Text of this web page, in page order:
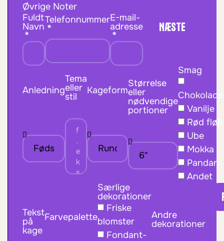
Øvrige Noter
Fuldt
Navn
TelefonnummerE-mail-
adresse
Næste
Anledning
Tema
eller
stil
Kageform
Størrelse
eller
nødvendige
portioner
Smag
Chokolade
Vanilje
Rød fløjl
Ube
Mokka
Pandan
Andet
Tekst
på
kage
Farvepalette
Særlige
dekorationer
Friske
blomster
Fondant-
Andre
dekorationer